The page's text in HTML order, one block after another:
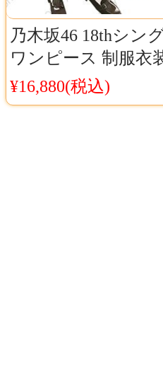
乃木坂46 18thシン
ワンピース 制服衣
ロー ホワイト チェ
¥16,880(税込)